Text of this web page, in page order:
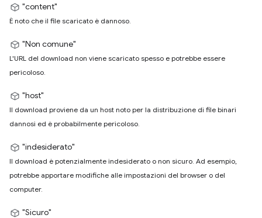
"content"
È noto che il file scaricato è dannoso.
"Non comune"
L'URL del download non viene scaricato spesso e potrebbe essere
pericoloso.
"host"
Il download proviene da un host noto per la distribuzione di file binari
dannosi ed è probabilmente pericoloso.
"indesiderato"
Il download è potenzialmente indesiderato o non sicuro. Ad esempio,
potrebbe apportare modifiche alle impostazioni del browser o del
computer.
"Sicuro"